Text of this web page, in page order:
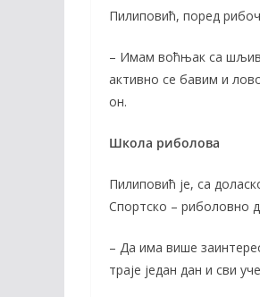
Пилиповић, поред
– Имам воћњак са
активно се бавим и
он.
Школа риболова
Пилиповић је, са
Спортско – риболовно
– Да има више
траје један дан и сви